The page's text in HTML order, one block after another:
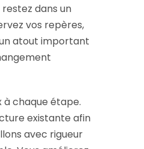
dans un
vos repères,
atout important
à chaque étape.
existante afin
avec rigueur